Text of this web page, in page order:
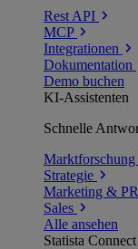
Rest API
MCP
Integrationen
Dokumentation
Demo buchen
KI-Assistenten
Schnelle
Marktforschung
Strategie
Marketing & PR
Sales
Alle ansehen
Statista Connect